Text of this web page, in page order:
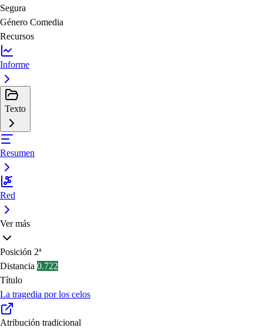
Segura
Género Comedia
Recursos
Informe
Texto
Resumen
Red
Ver más
Posición 2ª
Distancia 0.722
Título
La tragedia por los celos
Atribución tradicional